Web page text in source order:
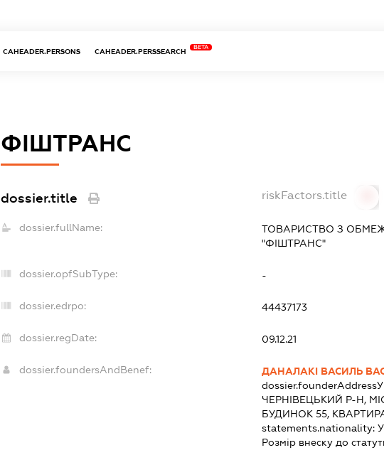
CAHEADER.PERSONS CAHEADER.PERSSEARCH
BETA
ФІШТРАНС
dossier.title riskFactors.title
dossier.fullName:
ТОВАРИСТВО З
"ФІШТРАНС"
dossier.opfSubType: -
dossier.edrpo: 44437173
dossier.regDate: 09.12.21
dossier.foundersAndBenef:
ДАНАЛАКІ ВАСИЛЬ
dossier.founderAddress
ЧЕРНІВЕЦЬКИЙ Р-Н,
БУДИНОК 55,
statements.nationality:
Розмір внеску до